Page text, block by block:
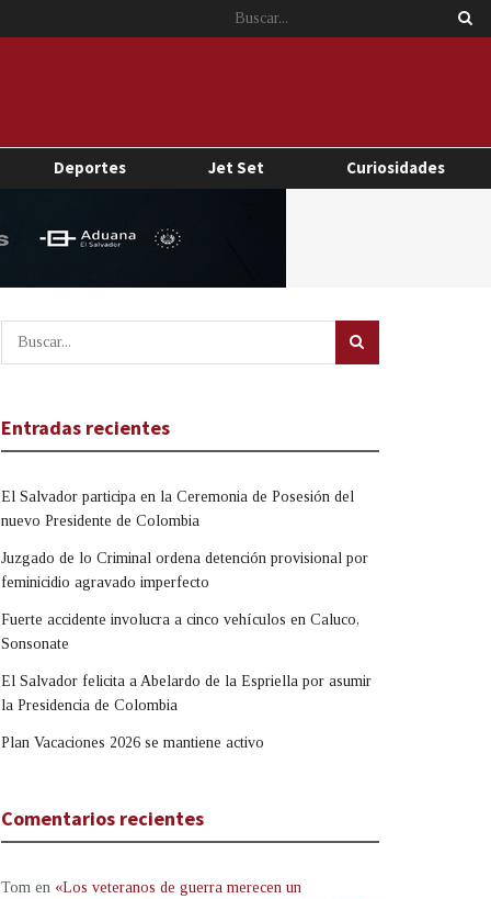
Deportes Jet Set Curiosidades
Entradas recientes
El Salvador participa en la Ceremonia de Posesión del
nuevo Presidente de Colombia
Juzgado de lo Criminal ordena detención provisional por
feminicidio agravado imperfecto
Fuerte accidente involucra a cinco vehículos en Caluco,
Sonsonate
El Salvador felicita a Abelardo de la Espriella por asumir
la Presidencia de Colombia
Plan Vacaciones 2026 se mantiene activo
Comentarios recientes
Tom en «Los veteranos de guerra merecen un